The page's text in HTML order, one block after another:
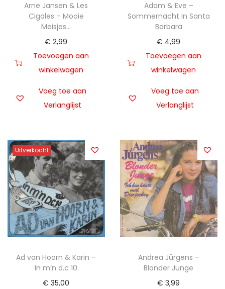
Arne Jansen & Les
Cigales – Mooie
Meisjes…
€ 2,99
Toevoegen aan
winkelwagen
Voeg toe aan
Verlanglijst
Adam & Eve –
Sommernacht In Santa
Barbara
€ 4,99
Toevoegen aan
winkelwagen
Voeg toe aan
Verlanglijst
Uitverkocht
Ad van Hoorn & Karin –
In m’n d.c 10
€ 35,00
Andrea Jürgens –
Blonder Junge
€ 3,99